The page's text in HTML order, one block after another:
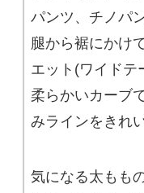
パンツ、チノパ
腿から裾にかけ
エット(ワイドテ
柔らかいカーブ
みラインをきれ
気になる太もも